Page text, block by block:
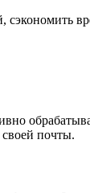
почты.